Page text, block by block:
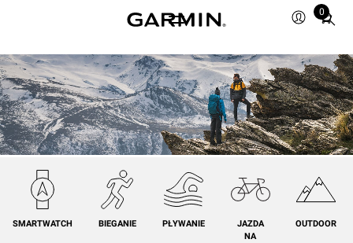
0
Total
in
cart:
0
SMARTWATCH BIEGANIE PŁYWANIE
JAZDA
NA
OUTDOOR